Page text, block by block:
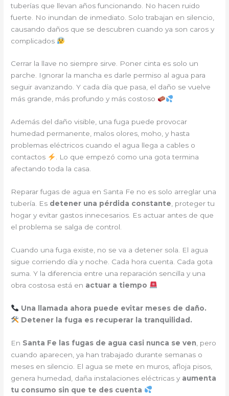
tuberías que llevan años funcionando. No hacen ruido
fuerte. No inundan de inmediato. Solo trabajan en silencio,
causando daños que se descubren cuando ya son caros y
complicados
Cerrar la llave no siempre sirve. Poner cinta es solo un
parche. Ignorar la mancha es darle permiso al agua para
seguir avanzando. Y cada día que pasa, el daño se vuelve
más grande, más profundo y más costoso
Además del daño visible, una fuga puede provocar
humedad permanente, malos olores, moho, y hasta
problemas eléctricos cuando el agua llega a cables o
contactos
. Lo que empezó como una gota termina
afectando toda la casa.
Reparar fugas de agua en Santa Fe no es solo arreglar una
tubería. Es detener una pérdida constante , proteger tu
hogar y evitar gastos innecesarios. Es actuar antes de que
el problema se salga de control.
Cuando una fuga existe, no se va a detener sola. El agua
sigue corriendo día y noche. Cada hora cuenta. Cada gota
suma. Y la diferencia entre una reparación sencilla y una
obra costosa está en actuar a tiempo
Una llamada ahora puede evitar meses de daño.
Detener la fuga es recuperar la tranquilidad.
En Santa Fe las fugas de agua casi nunca se ven , pero
cuando aparecen, ya han trabajado durante semanas o
meses en silencio. El agua se mete en muros, afloja pisos,
genera humedad, daña instalaciones eléctricas y aumenta
tu consumo sin que te des cuenta